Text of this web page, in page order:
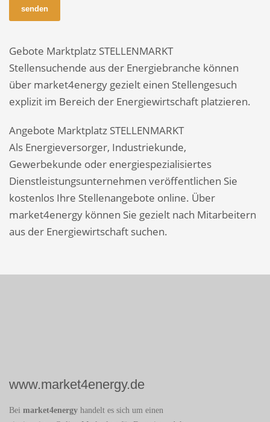
senden
Gebote Marktplatz STELLENMARKT
Stellensuchende aus der Energiebranche können
über market4energy gezielt einen Stellengesuch
explizit im Bereich der Energiewirtschaft platzieren.
Angebote Marktplatz STELLENMARKT
Als Energieversorger, Industriekunde,
Gewerbekunde oder energiespezialisiertes
Dienstleistungsunternehmen veröffentlichen Sie
kostenlos Ihre Stellenangebote online. Über
market4energy können Sie gezielt nach Mitarbeitern
aus der Energiewirtschaft suchen.
www.market4energy.de
Bei market4energy handelt es sich um einen